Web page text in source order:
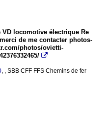
VD locomotive électrique Re
de me contacter photos-
photos/ovietti-

, , SBB CFF FFS Chemins de fer